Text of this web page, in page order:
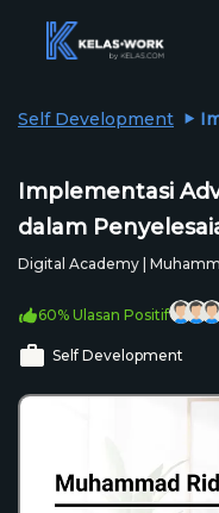
Self Development
Implementasi
dalam
Digital Academy |
60% Ulasan Positif
Self Development